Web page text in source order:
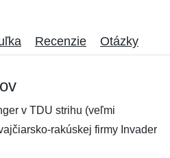
Recenzie Otázky
v TDU strihu (veľmi
rakúskej firmy Invader